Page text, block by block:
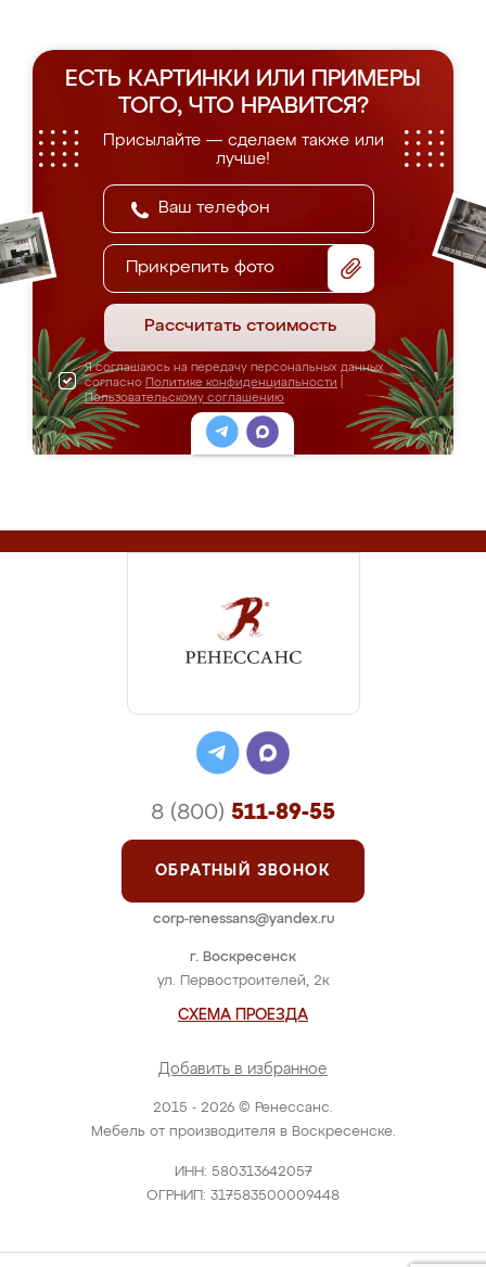
ЕСТЬ КАРТИНКИ ИЛИ ПРИМЕРЫ
ТОГО, ЧТО НРАВИТСЯ?
Присылайте — сделаем также или
лучше!
Прикрепить фото
Рассчитать стоимость
Я соглашаюсь на передачу персональных данных
согласно Политике конфиденциальности
Пользовательскому соглашению
2015 - 2026 © Ренессанс.
Мебель от производителя в Воскресенске.
ИНН: 580313642057
ОГРНИП: 317583500009448
г. Воскресенск
ул. Первостроителей, 2к
СХЕМА ПРОЕЗДА
Добавить в избранное
8 (800) 511-89-55
ОБРАТНЫЙ ЗВОНОК
corp-renessans@yandex.ru